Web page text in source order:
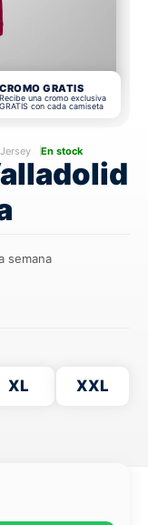
CROMO GRATIS
Recibe una cromo exclusiva
GRATIS con cada camiseta
En stock
semana
XL XXL